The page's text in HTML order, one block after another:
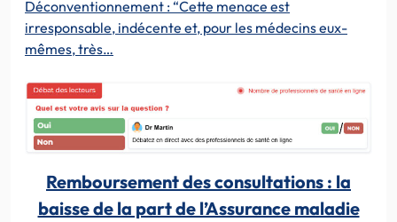
Déconventionnement : “Cette menace est
irresponsable, indécente et, pour les médecins eux-
mêmes, très…
Remboursement des consultations : la
baisse de la part de l’Assurance maladie